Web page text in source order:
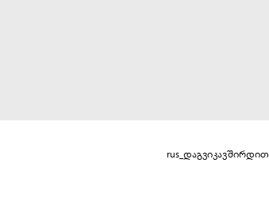
rus_დაგვიკავშირდით